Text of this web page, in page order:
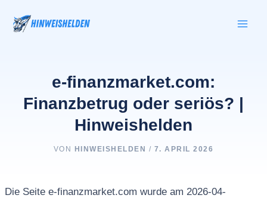
Inhalt
springen
e-finanzmarket.com:
Finanzbetrug oder seriös? |
Hinweishelden
VON HINWEISHELDEN / 7. APRIL 2026
Die Seite e-finanzmarket.com wurde am 2026-04-